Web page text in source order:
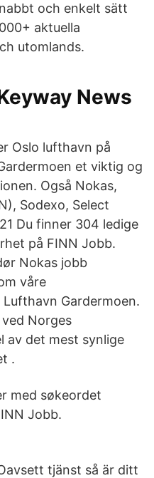
och enkelt sätt
aktuella
utomlands.
News
Oslo lufthavn på
et viktig og
Også Nokas,
Sodexo, Select
Du finner 304 ledige
på FINN Jobb.
Nokas jobb
våre
Gardermoen.
Norges
av det mest synlige
.
med søkeordet
Jobb.
tjänst så är ditt